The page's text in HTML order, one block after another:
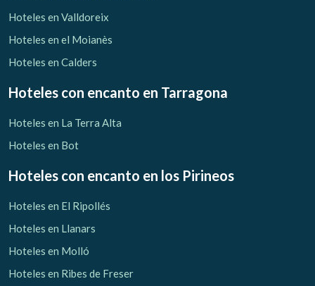
Hoteles en Valldoreix
Hoteles en el Moianès
Hoteles en Calders
Hoteles con encanto en Tarragona
Hoteles en La Terra Alta
Hoteles en Bot
Hoteles con encanto en los Pirineos
Hoteles en El Ripollés
Hoteles en Llanars
Hoteles en Molló
Hoteles en Ribes de Freser